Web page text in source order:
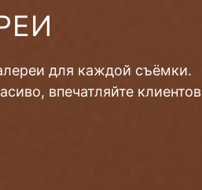
для каждой съёмки.
впечатляйте клиентов